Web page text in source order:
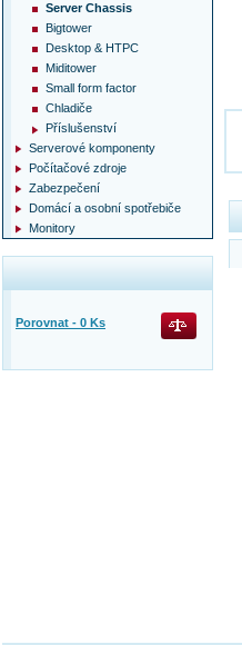
Server Chassis
Bigtower
Desktop & HTPC
Miditower
Small form factor
Chladiče
Příslušenství
Serverové komponenty
Počítačové zdroje
Zabezpečení
Domácí a osobní spotřebiče
Monitory
Porovnat - 0 Ks